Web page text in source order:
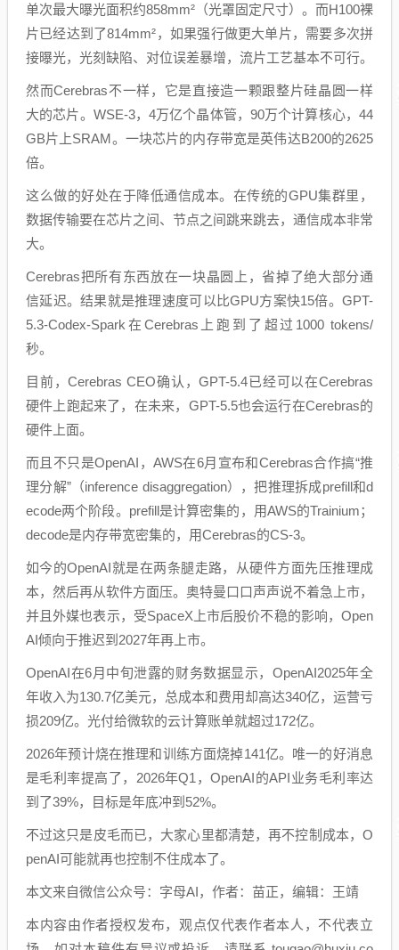
单次最大曝光面积约858mm²（光罩固定尺寸）。而H100裸
片已经达到了814mm²，如果强行做更大单片，需要多次拼
接曝光，光刻缺陷、对位误差暴增，流片工艺基本不可行。
然而Cerebras不一样，它是直接造一颗跟整片硅晶圆一样
大的芯片。WSE-3，4万亿个晶体管，90万个计算核心，44
GB片上SRAM。一块芯片的内存带宽是英伟达B200的2625
倍。
这么做的好处在于降低通信成本。在传统的GPU集群里，
数据传输要在芯片之间、节点之间跳来跳去，通信成本非常
大。
Cerebras把所有东西放在一块晶圆上，省掉了绝大部分通
信延迟。结果就是推理速度可以比GPU方案快15倍。GPT-
5.3-Codex-Spark在Cerebras上跑到了超过1000 tokens/
秒。
目前，Cerebras CEO确认，GPT-5.4已经可以在Cerebras
硬件上跑起来了，在未来，GPT-5.5也会运行在Cerebras的
硬件上面。
而且不只是OpenAI，AWS在6月宣布和Cerebras合作搞“推
理分解”（inference disaggregation），把推理拆成prefill和d
ecode两个阶段。prefill是计算密集的，用AWS的Trainium；
decode是内存带宽密集的，用Cerebras的CS-3。
如今的OpenAI就是在两条腿走路，从硬件方面先压推理成
本，然后再从软件方面压。奥特曼口口声声说不着急上市，
并且外媒也表示，受SpaceX上市后股价不稳的影响，Open
AI倾向于推迟到2027年再上市。
OpenAI在6月中旬泄露的财务数据显示，OpenAI2025年全
年收入为130.7亿美元，总成本和费用却高达340亿，运营亏
损209亿。光付给微软的云计算账单就超过172亿。
2026年预计烧在推理和训练方面烧掉141亿。唯一的好消息
是毛利率提高了，2026年Q1，OpenAI的API业务毛利率达
到了39%，目标是年底冲到52%。
不过这只是皮毛而已，大家心里都清楚，再不控制成本，O
penAI可能就再也控制不住成本了。
本文来自微信公众号：字母AI，作者：苗正，编辑：王靖
本内容由作者授权发布，观点仅代表作者本人，不代表立